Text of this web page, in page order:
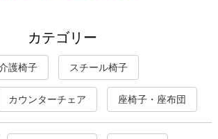
カテゴリー
護椅子 スチール椅子
カウンターチェア 座椅子・座布団